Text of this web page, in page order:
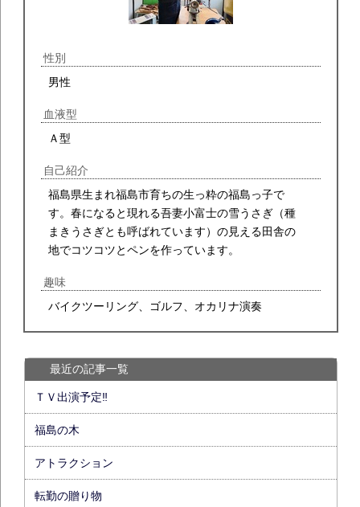
性別
男性
血液型
Ａ型
自己紹介
福島県生まれ福島市育ちの生っ粋の福島っ子で
す。春になると現れる吾妻小富士の雪うさぎ（種
まきうさぎとも呼ばれています）の見える田舎の
地でコツコツとペンを作っています。
趣味
バイクツーリング、ゴルフ、オカリナ演奏
最近の記事一覧
ＴＶ出演予定‼
福島の木
アトラクション
転勤の贈り物